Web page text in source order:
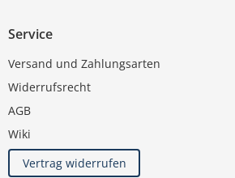
Service
Versand und Zahlungsarten
Widerrufsrecht
AGB
Wiki
Vertrag widerrufen